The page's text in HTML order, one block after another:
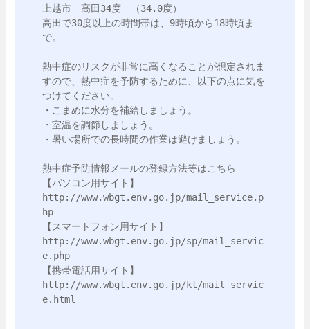
上越市　高田34度　（34.0度）
高田で30度以上の時間帯は、9時頃から18時頃ま
で。
熱中症のリスクが非常に高くなることが想定されま
すので、熱中症を予防するために、以下の点に気を
つけてください。
・こまめに水分を補給しましょう。
・室温を調節しましょう。
・暑い場所での長時間の作業は避けましょう。
熱中症予防情報メールの登録方法等はこちら
【パソコン用サイト】
http://www.wbgt.env.go.jp/mail_service.p
hp
【スマートフォン用サイト】
http://www.wbgt.env.go.jp/sp/mail_servic
e.php
【携帯電話用サイト】
http://www.wbgt.env.go.jp/kt/mail_servic
e.html